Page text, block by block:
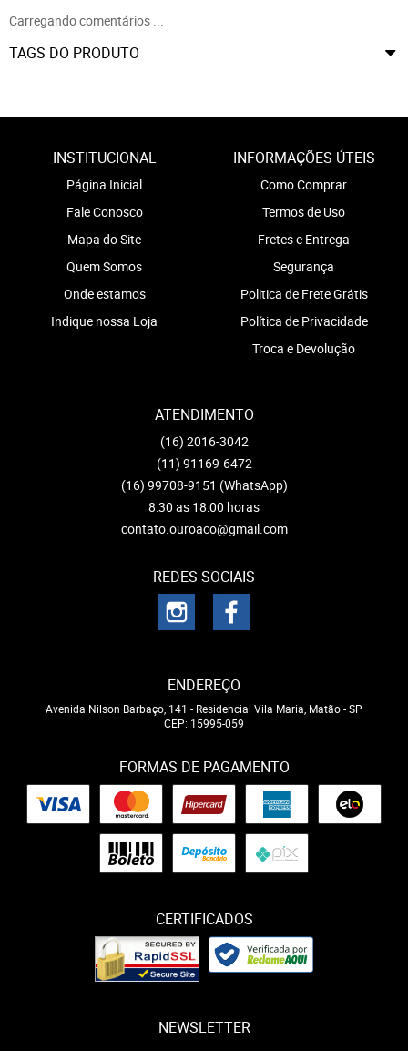
Carregando comentários ...
TAGS DO PRODUTO
INSTITUCIONAL
Página Inicial
Fale Conosco
Mapa do Site
Quem Somos
Onde estamos
Indique nossa Loja
INFORMAÇÕES ÚTEIS
Como Comprar
Termos de Uso
Fretes e Entrega
Segurança
Politica de Frete Grátis
Política de Privacidade
Troca e Devolução
ATENDIMENTO
(16) 2016-3042
(11) 91169-6472
(16) 99708-9151 (WhatsApp)
8:30 as 18:00 horas
contato.ouroaco@gmail.com
REDES SOCIAIS
ENDEREÇO
Avenida Nilson Barbaço, 141 - Residencial Vila Maria, Matão-SP
CEP: 15995-059
FORMAS DE PAGAMENTO
CERTIFICADOS
NEWSLETTER